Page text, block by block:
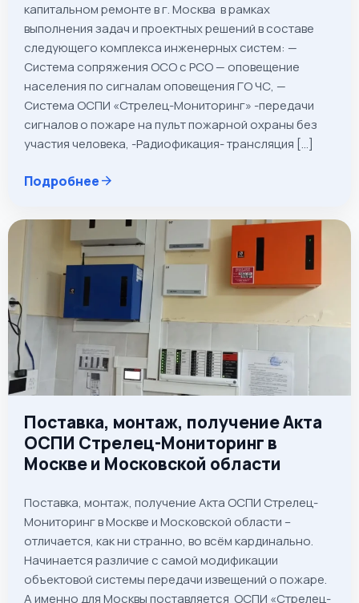
капитальном ремонте в г. Москва в рамках
выполнения задач и проектных решений в составе
следующего комплекса инженерных систем: —
Система сопряжения ОСО с РСО — оповещение
населения по сигналам оповещения ГО ЧС, —
Система ОСПИ «Стрелец-Мониторинг» -передачи
сигналов о пожаре на пульт пожарной охраны без
участия человека, -Радиофикация- трансляция […]
Подробнееarrow_forward
Поставка, монтаж, получение Акта
ОСПИ Стрелец-Мониторинг в
Москве и Московской области
Поставка, монтаж, получение Акта ОСПИ Стрелец-
Мониторинг в Москве и Московской области –
отличается, как ни странно, во всём кардинально.
Начинается различие с самой модификации
объектовой системы передачи извещений о пожаре.
А именно для Москвы поставляется ОСПИ «Стрелец-